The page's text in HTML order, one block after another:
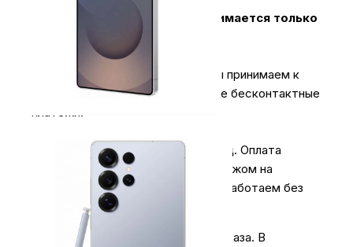
Оплата за технику Apple принимается только
Карты & NFC
В магазинах мы принимаем к
оплате карты всех типов, а также бесконтактные
Оплата для юридических лиц. Оплата
производиться безналичным платежом на
расчётный счёт магазина (важно работаем без
Экономьте время на получении заказа. В